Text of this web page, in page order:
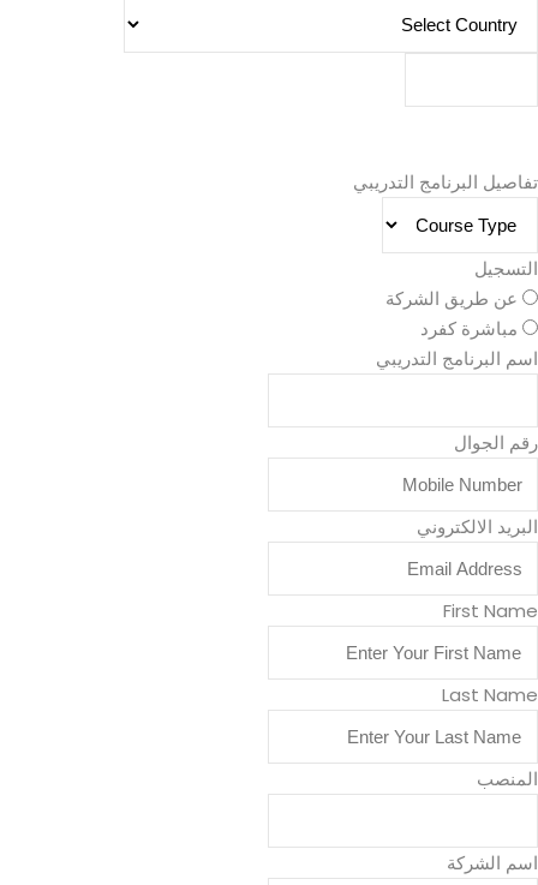
تفاصيل البرنامج التدريبي
التسجيل
عن طريق الشركة
مباشرة كفرد
اسم البرنامج التدريبي
رقم الجوال
البريد الالكتروني
First Name
Last Name
المنصب
اسم الشركة